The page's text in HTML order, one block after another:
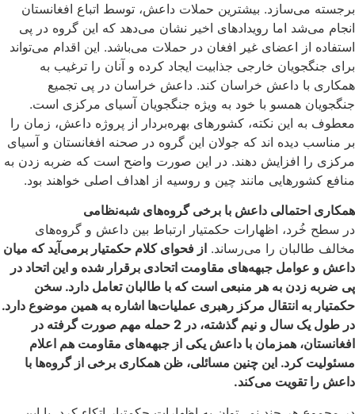
برجسته می‌سازد. بیشترین حملات داعش، توسط اتباع افغانستان
انجام می‌شد اما رویدادهای اخیر نشان می‌دهد که این گروه در پی
استفاده از اعضای غیر افغان در حملات می‌باشد. این اقدام می‌تواند
برای جنگجویان خارجی جذابیت ایجاد کرده و آنان را ترغیب به
همکاری با داعش خراسان کند. داعش خراسان در پی تجمیع
جنگجویان همسو با خود به ویژه جنگجویان آسیای مرکزی است.
معطوف به این نکته، کشورهای بهر‌ه‌بردار از پروژه داعش، زمان را
بر مناسب دیده اند که جولان این گروه در صحنه افغانستان و آسیای
مرکزی را افزایش دهند. در این صورت واضح است که ضربه زدن به
منافع کشورهایی مانند چین و روسیه از اهداف اصلی خواهند بود.
همکاری احتمالی داعش با برخی گروه‌های شبه‌نظامی
در سطح خُرد، اظهارات حکمتیار ارتباط بین داعش و گروه‌های
مخالف طالبان را می‌رساند. از فحوای کلام حکمتیار برمی‌آید که میان
داعش و عوامل جبهه‌های مقاومت اتحادی برقرار شده و این اتحاد در
پی ضربه زدن به هر منبعی است که با طالبان تعامل دارد. سخن
حکمتیار به انتقال مرکز رهبری عملیات‌ها اشاره به همین موضوع دارد.
در طول یک سال و نیم گذشته، در 2 حمله مهم صورت گرفته در
افغانستان، همزمان با داعش یکی از جبهه‌های مقاومت هم اعلام
مسئولیت کرد. این چنین مسائلی، ظن همکاری برخی از گروه‌ها با
داعش را تقویت می‌کند.